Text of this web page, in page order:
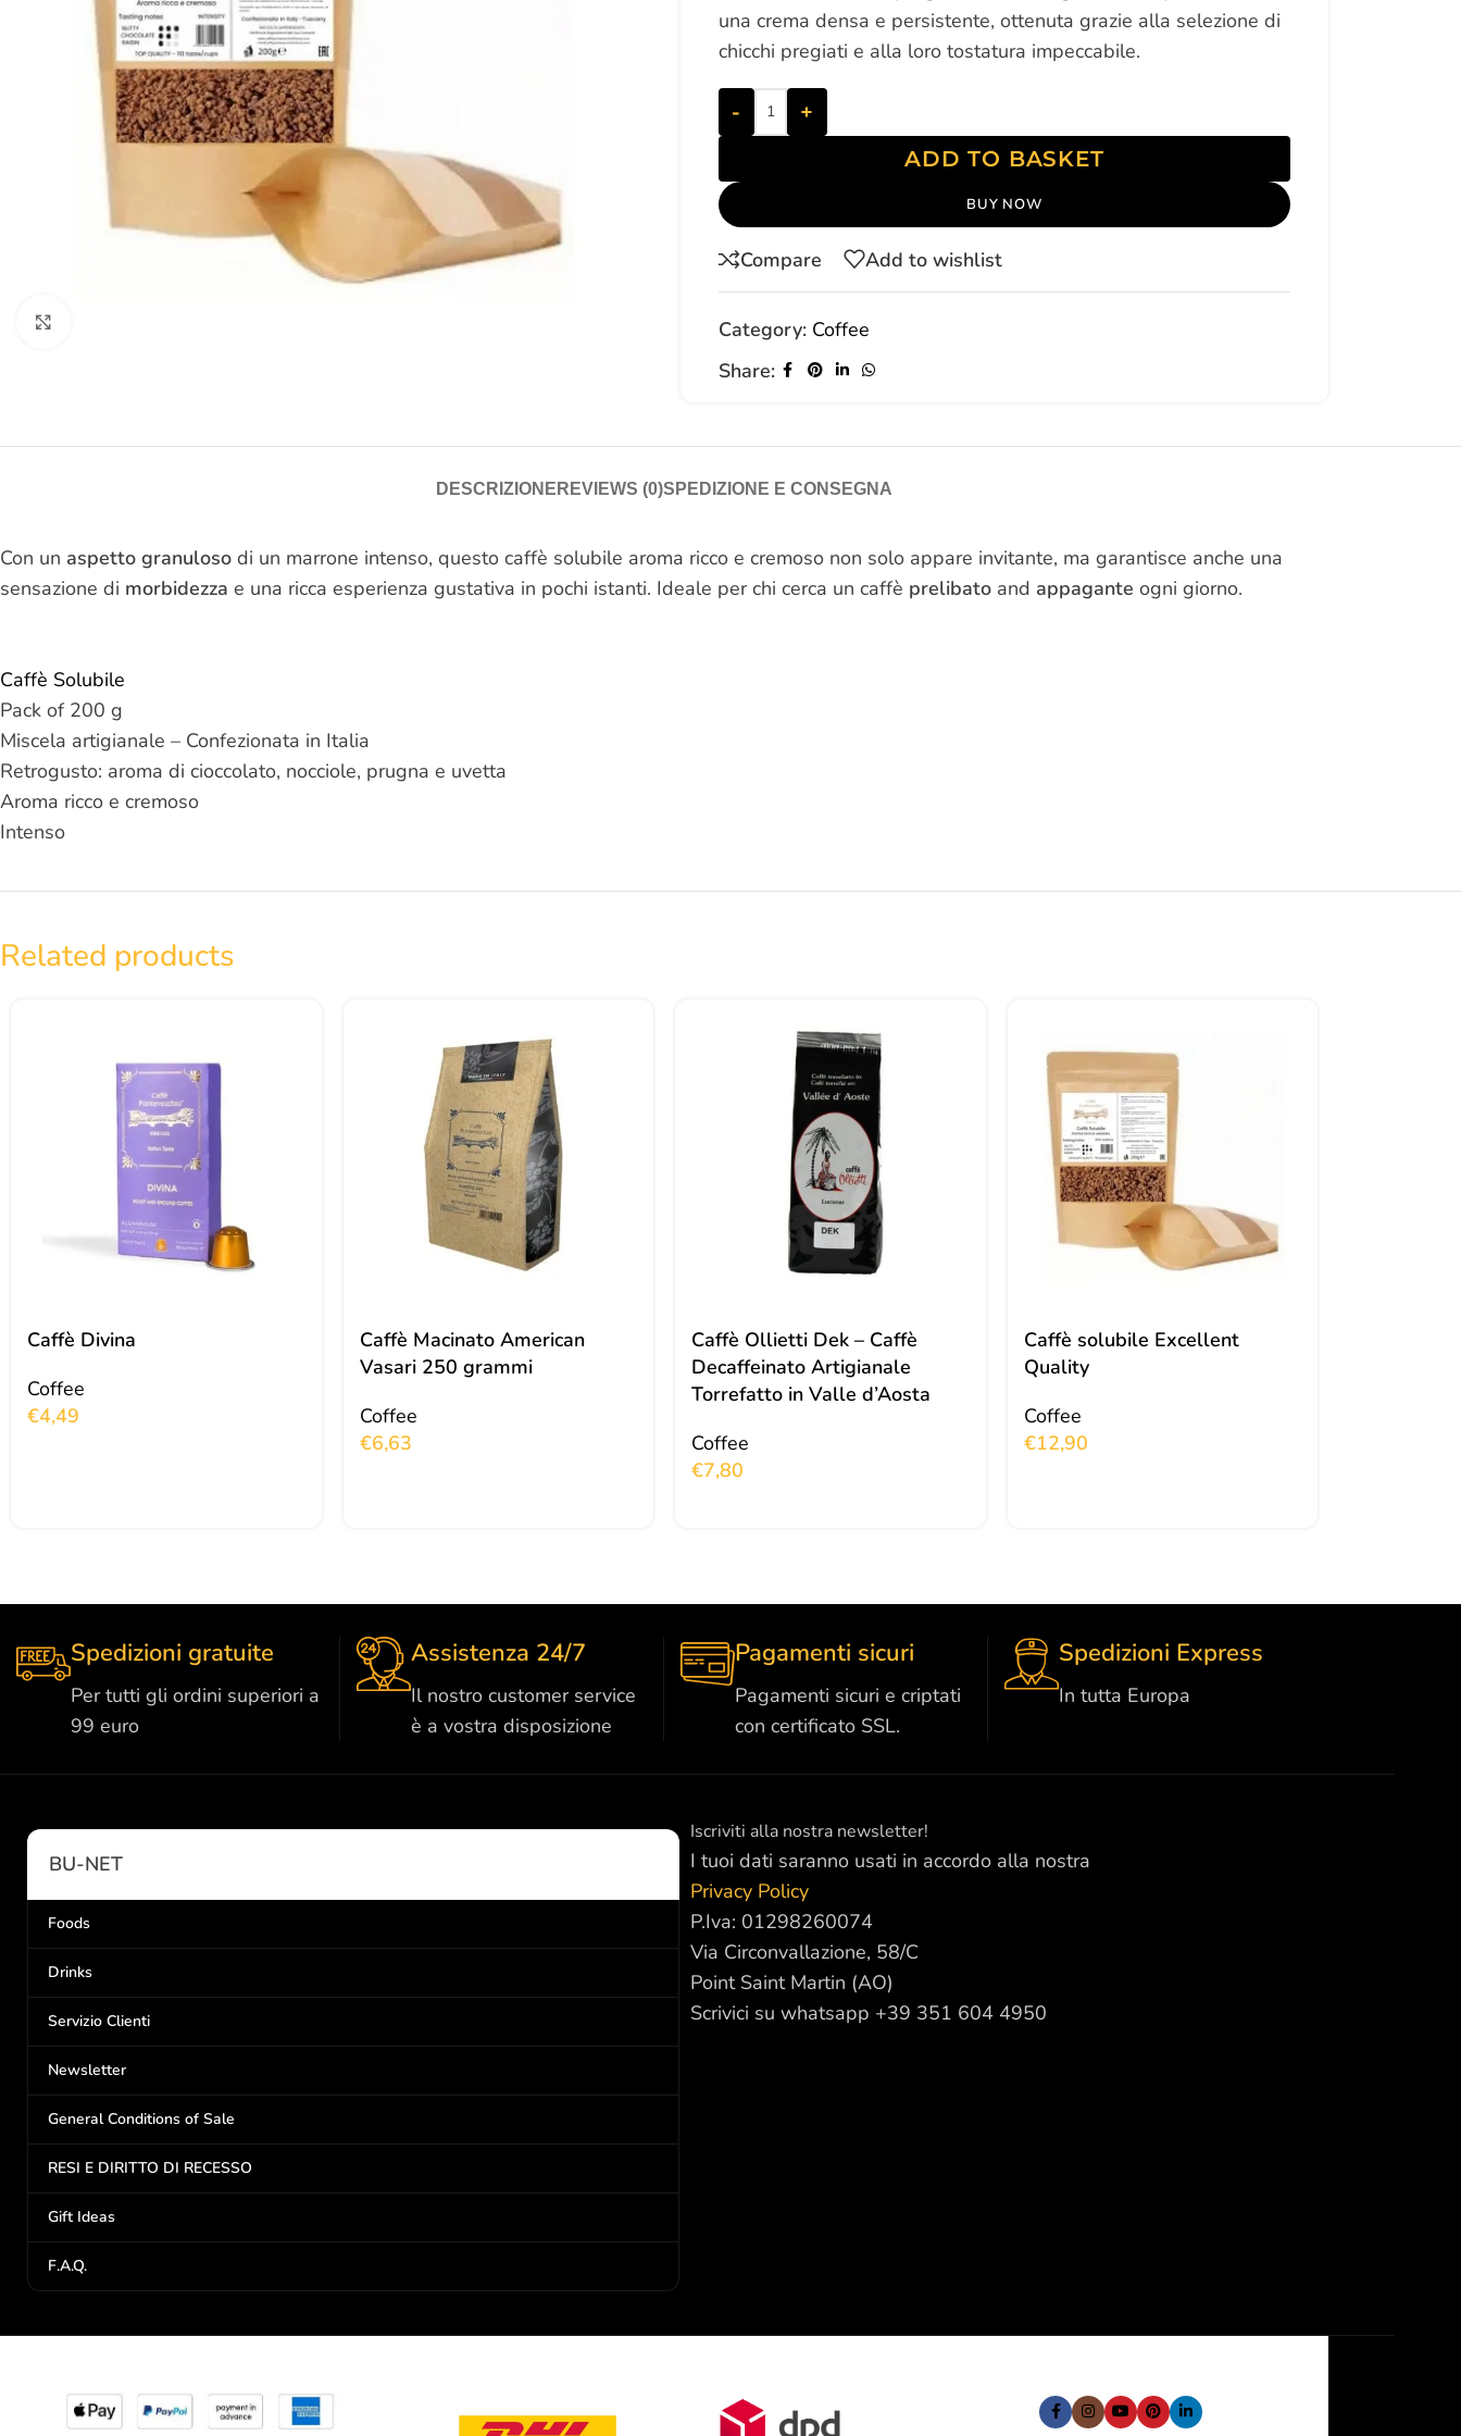
una crema densa e persistente, ottenuta grazie alla selezione di
chicchi pregiati e alla loro tostatura impeccabile.
-
+
ADD TO BASKET
BUY NOW
Compare Add to wishlist
Category: Coffee
Share:
DESCRIZIONE REVIEWS (0)SPEDIZIONE E CONSEGNA
Con un aspetto granuloso di un marrone intenso, questo caffè solubile aroma ricco e cremoso non solo appare invitante, ma garantisce anche una
sensazione di morbidezza e una ricca esperienza gustativa in pochi istanti. Ideale per chi cerca un caffè prelibato and appagante ogni giorno.
Caffè Solubile
Pack of 200 g
Miscela artigianale – Confezionata in Italia
Retrogusto: aroma di cioccolato, nocciole, prugna e uvetta
Aroma ricco e cremoso
Intenso
Related products
Caffè Divina
Coffee
€4,49
Caffè Macinato American
Vasari 250 grammi
Coffee
€6,63
Caffè Ollietti Dek – Caffè
Decaffeinato Artigianale
Torrefatto in Valle d’Aosta
Coffee
€7,80
Caffè solubile Excellent
Quality
Coffee
€12,90
Spedizioni gratuite
Per tutti gli ordini superiori a
99 euro
Assistenza 24/7
Il nostro customer service
è a vostra disposizione
Pagamenti sicuri
Pagamenti sicuri e criptati
con certificato SSL.
Spedizioni Express
In tutta Europa
BU-NET
Foods
Drinks
Servizio Clienti
Newsletter
General Conditions of Sale
RESI E DIRITTO DI RECESSO
Gift Ideas
F.A.Q.
Iscriviti alla nostra newsletter!
I tuoi dati saranno usati in accordo alla nostra
Privacy Policy
P.Iva: 01298260074
Via Circonvallazione, 58/C
Point Saint Martin (AO)
Scrivici su whatsapp +39 351 604 4950